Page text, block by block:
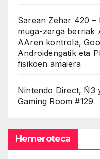
Sarean Zehar 420 –
muga-zerga berriak
AAren kontrola,
Androidengatik eta
fisikoen amaiera
Nintendo Direct, Ñ3
Gaming Room #129
Hemeroteca